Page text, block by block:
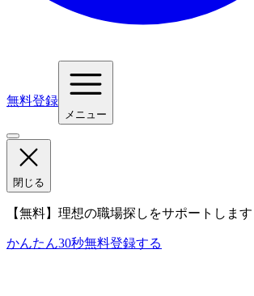
無料登録
メニュー
閉じる
【無料】理想の職場探しをサポートします
かんたん30秒無料登録する